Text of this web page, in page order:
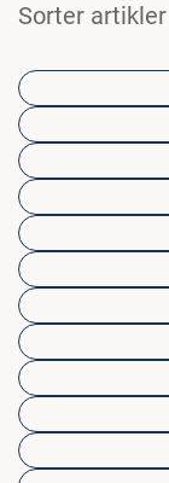
Sorter